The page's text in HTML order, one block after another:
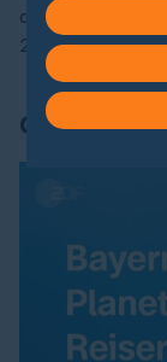
der Champions
23 Uhr die
Grafik des